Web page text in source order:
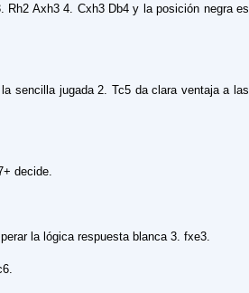
Rh2 Axh3 4. Cxh3 Db4 y la posición negra es
sencilla jugada 2. Tc5 da clara ventaja a las
decide.
la lógica respuesta blanca 3. fxe3.